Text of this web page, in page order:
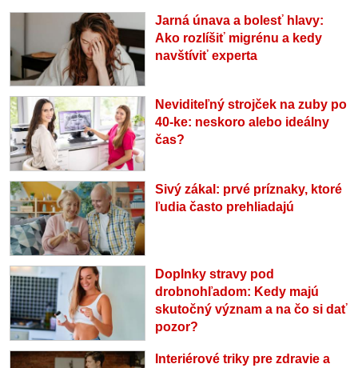
Jarná únava a bolesť hlavy:
Ako rozlíšiť migrénu a kedy
navštíviť experta
Neviditeľný strojček na zuby po
40-ke: neskoro alebo ideálny
čas?
Sivý zákal: prvé príznaky, ktoré
ľudia často prehliadajú
Doplnky stravy pod
drobnohľadom: Kedy majú
skutočný význam a na čo si dať
pozor?
Interiérové triky pre zdravie a